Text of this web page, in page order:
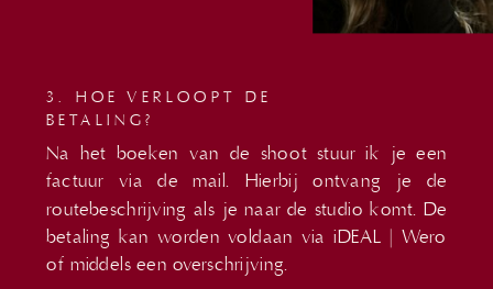
Na het boeken van de shoot stuur ik je een
factuur via de mail. Hierbij ontvang je de
routebeschrijving als je naar de studio komt. De
betaling kan worden voldaan via iDEAL | Wero
of middels een overschrijving.
3. HOE VERLOOPT DE
BETALING?